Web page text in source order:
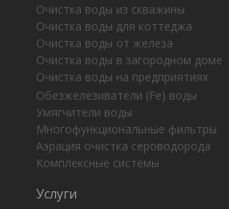
Очистка воды из скважины
Очистка воды для коттеджа
Очистка воды от железа
Очистка воды в загородном доме
Очистка воды на предприятиях
Обезжелезиватели (Fe) воды
Умягчители воды
Многофункциональные фильтры
Аэрация очистка сероводорода
Комплексные системы
Услуги